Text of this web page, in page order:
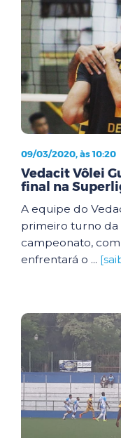
09/03/2020, às 10:20
Vedacit Vôlei
final na
A equipe do
primeiro turno da
campeonato,
enfrentará o ...